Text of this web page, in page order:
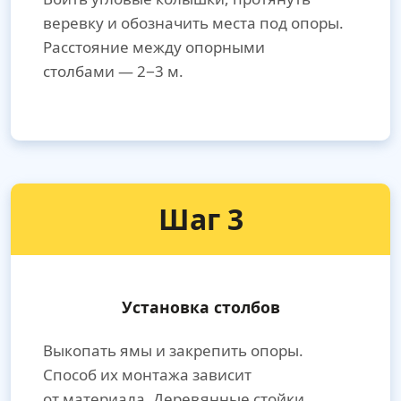
веревку и обозначить места под опоры.
Расстояние между опорными
столбами — 2−3 м.
Шаг 3
Установка столбов
Выкопать ямы и закрепить опоры.
Способ их монтажа зависит